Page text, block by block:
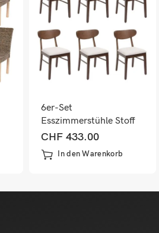
6er-Set
Esszimmerstühle Stoff
Massivholz dunkles
Gestell creme
CHF 433.00
In den Warenkorb